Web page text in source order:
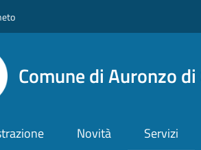
Comune di Auronzo di
Novità Servizi